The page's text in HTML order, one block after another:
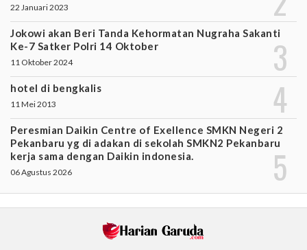
22 Januari 2023
Jokowi akan Beri Tanda Kehormatan Nugraha Sakanti
Ke-7 Satker Polri 14 Oktober
11 Oktober 2024
hotel di bengkalis
11 Mei 2013
Peresmian Daikin Centre of Exellence SMKN Negeri 2
Pekanbaru yg di adakan di sekolah SMKN2 Pekanbaru
kerja sama dengan Daikin indonesia.
06 Agustus 2026